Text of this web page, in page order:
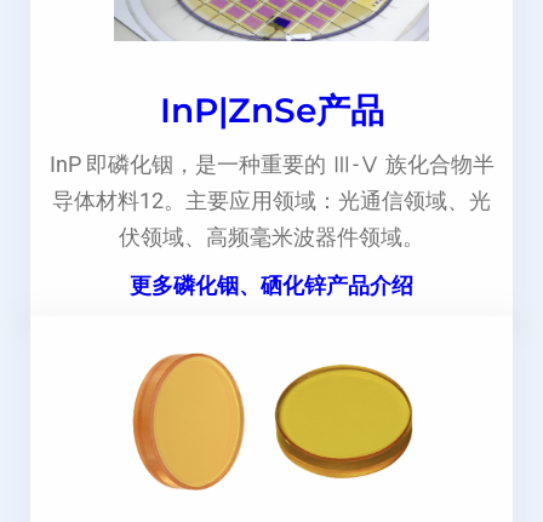
InP|ZnSe产品
InP 即磷化铟，是一种重要的 Ⅲ-Ⅴ 族化合物半
导体材料12。主要应用领域：光通信领域、光
伏领域、高频毫米波器件领域。
更多磷化铟、硒化锌产品介绍